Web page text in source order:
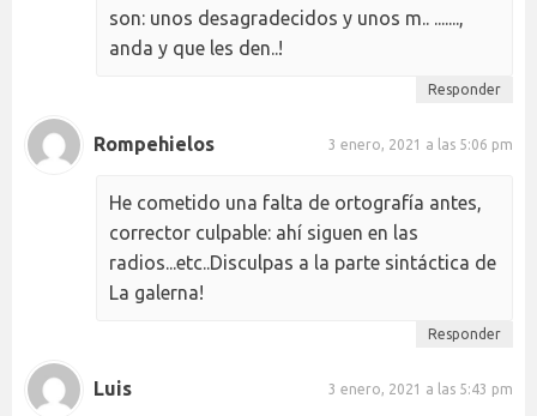
son: unos desagradecidos y unos m.. .......,
anda y que les den..!
Responder
Rompehielos 3 enero, 2021 a las 5:06 pm
He cometido una falta de ortografía antes,
corrector culpable: ahí siguen en las
radios...etc..Disculpas a la parte sintáctica de
La galerna!
Responder
Luis 3 enero, 2021 a las 5:43 pm